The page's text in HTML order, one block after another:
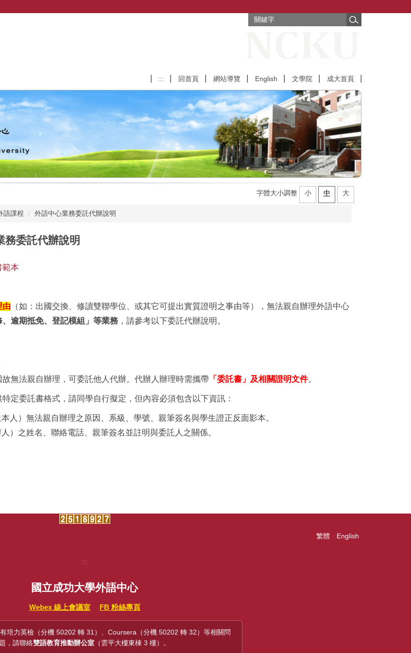
:::
回首頁 網站導覽 English 文學院 成大首頁
語課程 外語中心業務委託代辦說明
務委託代辦說明
字體大小調整 小 中 大
範本
由 （如：出國交換、修讀雙聯學位、或其它可提出實質證明之事由等），無法親自辦理外語中心
、逾期抵免、登記模組」等業務，請參考以下委託代辦說明。
故無法親自辦理，可委託他人代辦。代辦人辦理時需攜帶 「委託書」及相關證明文件。
定委託書格式，請同學自行擬定，但內容必須包含以下資訊：
人）無法親自辦理之原因、系級、學號、親筆簽名與學生證正反面影本。
）之姓名、聯絡電話、親筆簽名並註明與委託人之關係。
繁體 English
:::
國立成功大學外語中心
Webex 線上會議室 FB 粉絲專頁
培力英檢（分機 50202 轉 31）、Coursera（分機 50202 轉 32）等相關問
題，請聯絡雙語教育推動辦公室 （雲平大樓東棟 3 樓）。